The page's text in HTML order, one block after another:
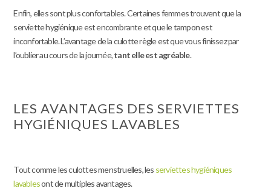
Enfin, elles sont plus confortables. Certaines femmes trouvent que la
serviette hygiénique est encombrante et que le tampon est
inconfortable. L’avantage de la culotte règle est que vous finissez par
l’oublier au cours de la journée,tant elle est agréable.
LES AVANTAGES DES SERVIETTES
HYGIÉNIQUES LAVABLES
Tout comme les culottes menstruelles, les serviettes hygiéniques
lavablesont de multiples avantages.